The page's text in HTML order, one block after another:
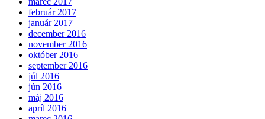
február 2017
január 2017
december 2016
november 2016
október 2016
september 2016
júl 2016
jún 2016
máj 2016
apríl 2016